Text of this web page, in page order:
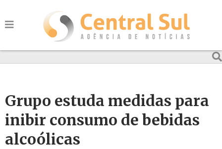
Grupo estuda medidas para
inibir consumo de bebidas
alcoólicas